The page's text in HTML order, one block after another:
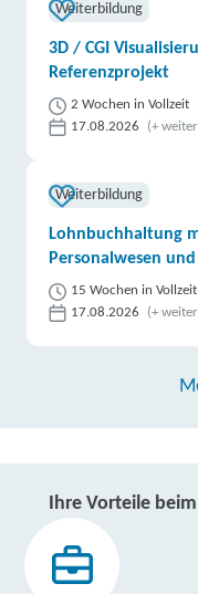
Weiterbildung
3D / CGI
Referenzprojekt
2 Wochen in Vollzeit
17.08.2026
(+
Weiterbildung
Lohnbuchhaltung
Personalwesen und
15 Wochen in
17.08.2026
(+
Ihre Vorteile